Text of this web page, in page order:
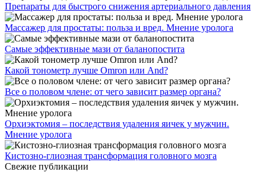
Препараты для быстрого снижения артериального давления
Массажер для простаты: польза и вред. Мнение уролога
Самые эффективные мази от баланопостита
Какой тонометр лучше Omron или And?
Все о половом члене: от чего зависит размер органа?
Орхиэктомия – последствия удаления яичек у мужчин.
Мнение уролога
Кистозно-глиозная трансформация головного мозга
Свежие публикации